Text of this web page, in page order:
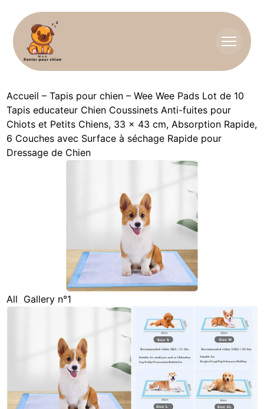
Accueil –Tapis pour chien –Wee Wee Pads Lot de 10
Tapis educateur Chien Coussinets Anti-fuites pour
Chiots et Petits Chiens, 33 x 43 cm, Absorption Rapide,
6 Couches avec Surface à séchage Rapide pour
Dressage de Chien
All Gallery n°1